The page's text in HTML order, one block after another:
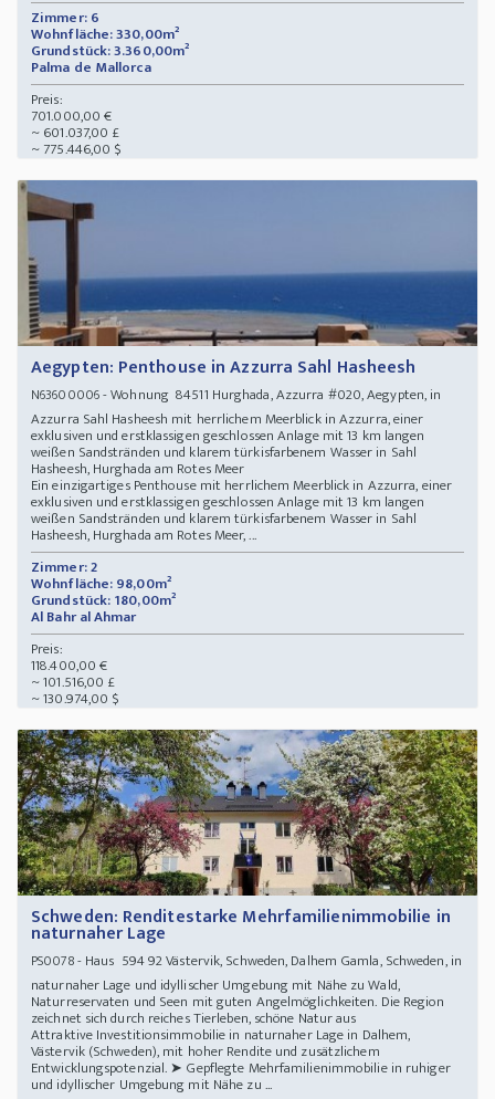
Zimmer: 6
Wohnfläche: 330,00m²
Grundstück: 3.360,00m²
Palma de Mallorca
Preis:
701.000,00 €
~ 601.037,00 £
~ 775.446,00 $
Aegypten: Penthouse in Azzurra Sahl Hasheesh
N63600006- Wohnung 84511 Hurghada, Azzurra #020, Aegypten, in
Azzurra Sahl Hasheesh mit herrlichem Meerblick in Azzurra, einer
exklusiven und erstklassigen geschlossen Anlage mit 13 km langen
weißen Sandstränden und klarem türkisfarbenem Wasser in Sahl
Hasheesh, Hurghada am Rotes Meer
Ein einzigartiges Penthouse mit herrlichem Meerblick in Azzurra, einer
exklusiven und erstklassigen geschlossen Anlage mit 13 km langen
weißen Sandstränden und klarem türkisfarbenem Wasser in Sahl
Hasheesh, Hurghada am Rotes Meer, ...
Zimmer: 2
Wohnfläche: 98,00m²
Grundstück: 180,00m²
Al Bahr al Ahmar
Preis:
118.400,00 €
~ 101.516,00 £
~ 130.974,00 $
Schweden: Renditestarke Mehrfamilienimmobilie in
naturnaher Lage
PS0078- Haus 594 92 Västervik, Schweden, Dalhem Gamla, Schweden, in
naturnaher Lage und idyllischer Umgebung mit Nähe zu Wald,
Naturreservaten und Seen mit guten Angelmöglichkeiten. Die Region
zeichnet sich durch reiches Tierleben, schöne Natur aus
Attraktive Investitionsimmobilie in naturnaher Lage in Dalhem,
Västervik (Schweden), mit hoher Rendite und zusätzlichem
Entwicklungspotenzial. ➤ Gepflegte Mehrfamilienimmobilie in ruhiger
und idyllischer Umgebung mit Nähe zu ...